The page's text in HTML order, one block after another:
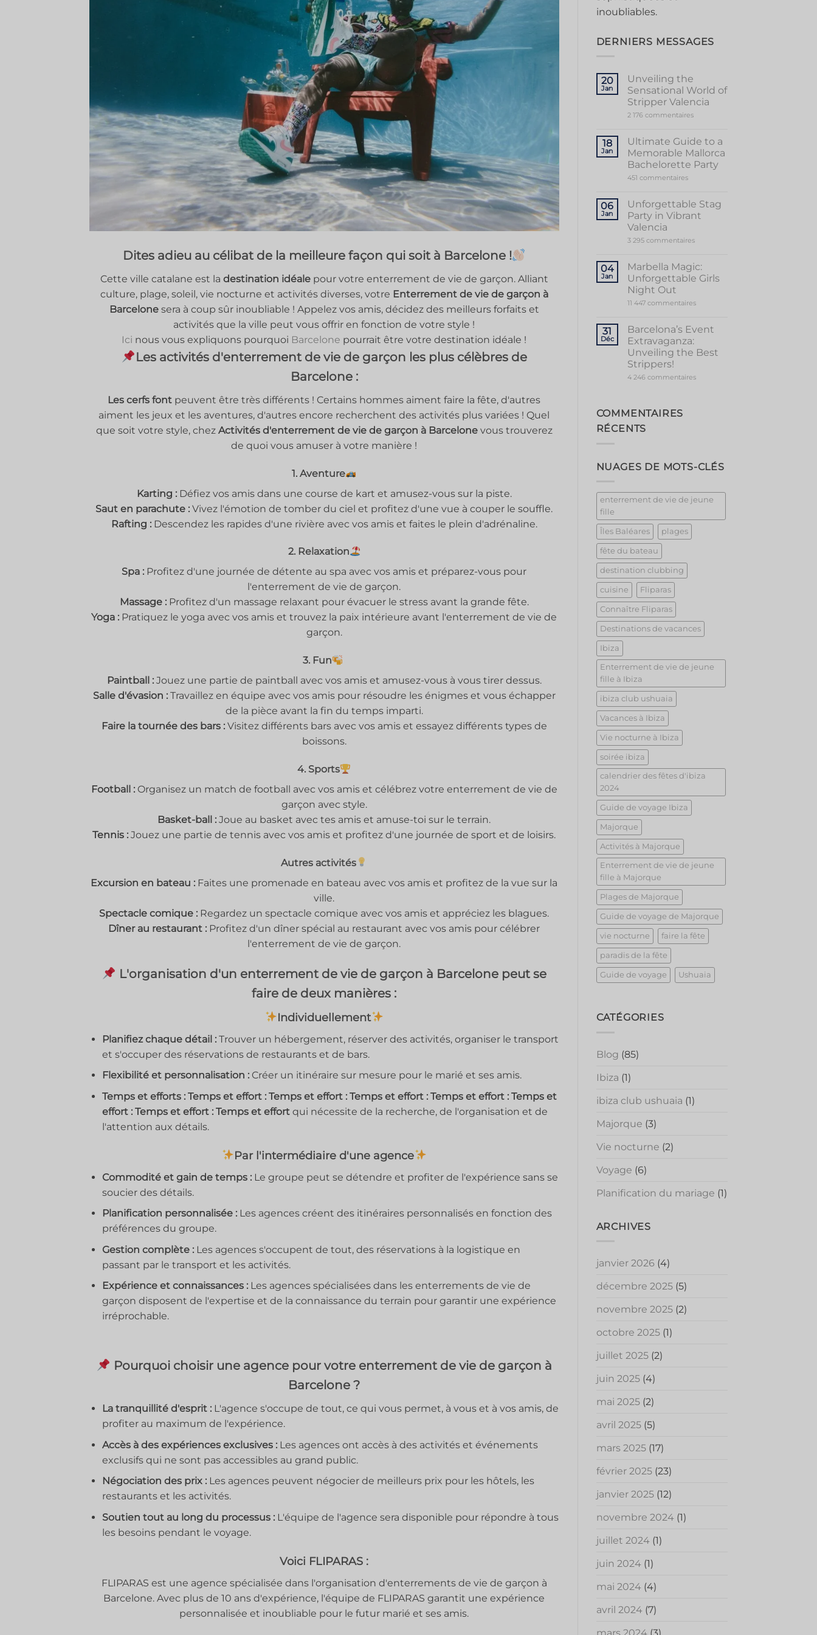
Dites adieu au célibat de la meilleure façon qui soit à Barcelone !
Cette ville catalane est la destination idéalepour votre enterrement de vie de garçon. Alliant
culture, plage, soleil, vie nocturne et activités diverses, votre Enterrement de vie de garçon à
Barcelonesera à coup sûr inoubliable ! Appelez vos amis, décidez des meilleurs forfaits et
activités que la ville peut vous offrir en fonction de votre style !
Ici nous vous expliquons pourquoi Barcelone pourrait être votre destination idéale !
Les activités d'enterrement de vie de garçon les plus célèbres de
Barcelone :
Les cerfs font peuvent être très différents ! Certains hommes aiment faire la fête, d'autres
aiment les jeux et les aventures, d'autres encore recherchent des activités plus variées ! Quel
que soit votre style, chez Activités d'enterrement de vie de garçon à Barcelonevous trouverez
de quoi vous amuser à votre manière !
1. Aventure
Karting : Défiez vos amis dans une course de kart et amusez-vous sur la piste.
Saut en parachute : Vivez l'émotion de tomber du ciel et profitez d'une vue à couper le souffle.
Rafting :Descendez les rapides d'une rivière avec vos amis et faites le plein d'adrénaline.
2. Relaxation
Spa : Profitez d'une journée de détente au spa avec vos amis et préparez-vous pour
l'enterrement de vie de garçon.
Massage :Profitez d'un massage relaxant pour évacuer le stress avant la grande fête.
Yoga : Pratiquez le yoga avec vos amis et trouvez la paix intérieure avant l'enterrement de vie de
garçon.
3. Fun
Paintball :Jouez une partie de paintball avec vos amis et amusez-vous à vous tirer dessus.
Salle d'évasion :Travaillez en équipe avec vos amis pour résoudre les énigmes et vous échapper
de la pièce avant la fin du temps imparti.
Faire la tournée des bars :Visitez différents bars avec vos amis et essayez différents types de
boissons.
4. Sports
Football :Organisez un match de football avec vos amis et célébrez votre enterrement de vie de
garçon avec style.
Basket-ball : Joue au basket avec tes amis et amuse-toi sur le terrain.
Tennis : Jouez une partie de tennis avec vos amis et profitez d'une journée de sport et de loisirs.
Autres activités
Excursion en bateau : Faites une promenade en bateau avec vos amis et profitez de la vue sur la
ville.
Spectacle comique : Regardez un spectacle comique avec vos amis et appréciez les blagues.
Dîner au restaurant : Profitez d'un dîner spécial au restaurant avec vos amis pour célébrer
l'enterrement de vie de garçon.
L'organisation d'un enterrement de vie de garçon à Barcelone peut se
faire de deux manières :
Individuellement
Planifiez chaque détail :Trouver un hébergement, réserver des activités, organiser le transport
et s'occuper des réservations de restaurants et de bars.
Flexibilité et personnalisation :Créer un itinéraire sur mesure pour le marié et ses amis.
Temps et efforts : Temps et effort : Temps et effort : Temps et effort : Temps et effort : Temps et
effort : Temps et effort : Temps et effortqui nécessite de la recherche, de l'organisation et de
l'attention aux détails.
Par l'intermédiaire d'une agence
Commodité et gain de temps :Le groupe peut se détendre et profiter de l'expérience sans se
soucier des détails.
Planification personnalisée :Les agences créent des itinéraires personnalisés en fonction des
préférences du groupe.
Gestion complète :Les agences s'occupent de tout, des réservations à la logistique en
passant par le transport et les activités.
Expérience et connaissances :Les agences spécialisées dans les enterrements de vie de
garçon disposent de l'expertise et de la connaissance du terrain pour garantir une expérience
irréprochable.
Pourquoi choisir une agence pour votre enterrement de vie de garçon à
Barcelone ?
La tranquillité d'esprit :L'agence s'occupe de tout, ce qui vous permet, à vous et à vos amis, de
profiter au maximum de l'expérience.
Accès à des expériences exclusives :Les agences ont accès à des activités et événements
exclusifs qui ne sont pas accessibles au grand public.
Négociation des prix :Les agences peuvent négocier de meilleurs prix pour les hôtels, les
restaurants et les activités.
Soutien tout au long du processus :L'équipe de l'agence sera disponible pour répondre à tous
les besoins pendant le voyage.
Voici FLIPARAS :
FLIPARAS est une agence spécialisée dans l'organisation d'enterrements de vie de garçon à
Barcelone. Avec plus de 10 ans d'expérience, l'équipe de FLIPARAS garantit une expérience
personnalisée et inoubliable pour le futur marié et ses amis.
inoubliables.
DERNIERS MESSAGES
20
Jan
Unveiling the
Sensational World of
Stripper Valencia
2 176 commentairessur
Sensational
World
of
Stripper
Valencia
18
Jan
Ultimate Guide to a
Memorable Mallorca
Bachelorette Party
451 commentairessur
to
a
Memorable
Party
06
Jan
Unforgettable Stag
Party in Vibrant
Valencia
3 295 commentairessur
Party
in
Vibrant
04
Jan
Marbella Magic:
Unforgettable Girls
Night Out
11 447 commentairessur
Unforgettable
Girls
Out
31
Déc
Barcelona’s Event
Extravaganza:
Unveiling the Best
Strippers!
4 246 commentairessur
COMMENTAIRES
RÉCENTS
NUAGES DE MOTS-CLÉS
enterrement de vie de jeune
fille
Îles Baléares plages
fête du bateau
destination clubbing
cuisine Fliparas
Connaître Fliparas
Destinations de vacances
Ibiza
Enterrement de vie de jeune
fille à Ibiza
ibiza club ushuaia
Vacances à Ibiza
Vie nocturne à Ibiza
soirée ibiza
calendrier des fêtes d'ibiza
2024
Guide de voyage Ibiza
Majorque
Activités à Majorque
Enterrement de vie de jeune
fille à Majorque
Plages de Majorque
Guide de voyage de Majorque
vie nocturne faire la fête
paradis de la fête
Guide de voyage Ushuaia
CATÉGORIES
Blog (85)
Ibiza (1)
ibiza club ushuaia (1)
Majorque (3)
Vie nocturne (2)
Voyage (6)
Planification du mariage (1)
ARCHIVES
janvier 2026 (4)
décembre 2025(5)
novembre 2025(2)
octobre 2025(1)
juillet 2025(2)
juin 2025(4)
mai 2025(2)
avril 2025(5)
mars 2025(17)
février 2025(23)
janvier 2025(12)
novembre 2024(1)
juillet 2024(1)
juin 2024(1)
mai 2024(4)
avril 2024(7)